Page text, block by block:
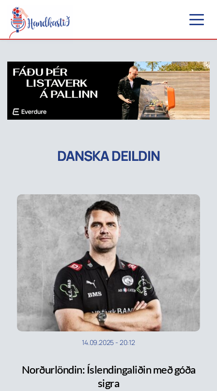
DANSKA DEILDIN
14.09.2025 - 20:12
Norðurlöndin: Íslendingaliðin með góða
sigra